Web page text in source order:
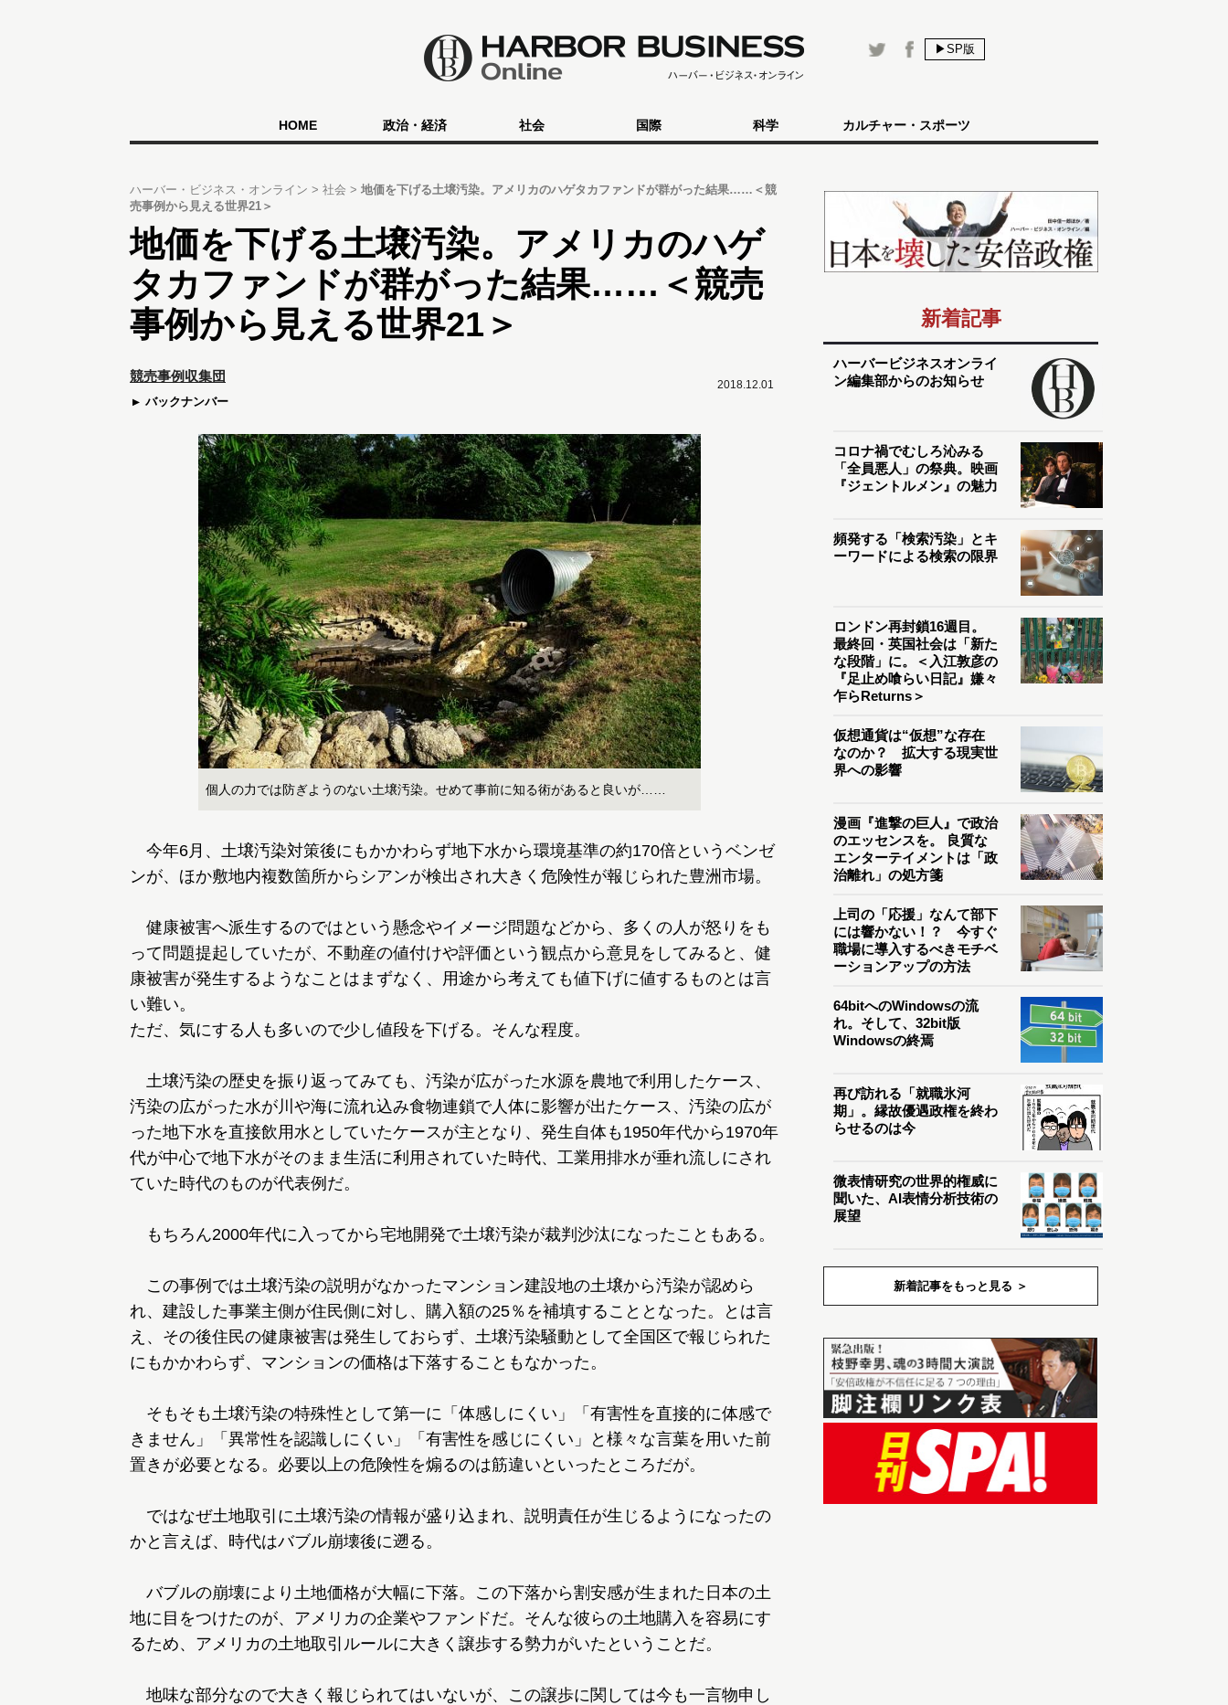
▶SP版
HOME 政治・経済 社会 国際 科学 カルチャー・スポーツ
ハーバー・ビジネス・オンライン 社会
地価を下げる土壌汚染。アメリカのハゲタカファンドが群がった結果……＜競
売事例から見える世界21＞
地価を下げる土壌汚染。アメリカのハゲ
タカファンドが群がった結果……＜競売
事例から見える世界21＞
2018.12.01
競売事例収集団
バックナンバー
個人の力では防ぎようのない土壌汚染。せめて事前に知る術があると良いが……
今年6月、土壌汚染対策後にもかかわらず地下水から環境基準の約170倍というベンゼ
ンが、ほか敷地内複数箇所からシアンが検出され大きく危険性が報じられた豊洲市場。
健康被害へ派生するのではという懸念やイメージ問題などから、多くの人が怒りをも
って問題提起していたが、不動産の値付けや評価という観点から意見をしてみると、健
康被害が発生するようなことはまずなく、用途から考えても値下げに値するものとは言
い難い。
ただ、気にする人も多いので少し値段を下げる。そんな程度。
土壌汚染の歴史を振り返ってみても、汚染が広がった水源を農地で利用したケース、
汚染の広がった水が川や海に流れ込み食物連鎖で人体に影響が出たケース、汚染の広が
った地下水を直接飲用水としていたケースが主となり、発生自体も1950年代から1970年
代が中心で地下水がそのまま生活に利用されていた時代、工業用排水が垂れ流しにされ
ていた時代のものが代表例だ。
もちろん2000年代に入ってから宅地開発で土壌汚染が裁判沙汰になったこともある。
この事例では土壌汚染の説明がなかったマンション建設地の土壌から汚染が認めら
れ、建設した事業主側が住民側に対し、購入額の25％を補填することとなった。とは言
え、その後住民の健康被害は発生しておらず、土壌汚染騒動として全国区で報じられた
にもかかわらず、マンションの価格は下落することもなかった。
そもそも土壌汚染の特殊性として第一に「体感しにくい」「有害性を直接的に体感で
きません」「異常性を認識しにくい」「有害性を感じにくい」と様々な言葉を用いた前
置きが必要となる。必要以上の危険性を煽るのは筋違いといったところだが。
ではなぜ土地取引に土壌汚染の情報が盛り込まれ、説明責任が生じるようになったの
かと言えば、時代はバブル崩壊後に遡る。
バブルの崩壊により土地価格が大幅に下落。この下落から割安感が生まれた日本の土
地に目をつけたのが、アメリカの企業やファンドだ。そんな彼らの土地購入を容易にす
るため、アメリカの土地取引ルールに大きく譲歩する勢力がいたということだ。
地味な部分なので大きく報じられてはいないが、この譲歩に関しては今も一言物申し
新着記事
ハーバービジネスオンライ
ン編集部からのお知らせ
コロナ禍でむしろ沁みる
「全員悪人」の祭典。映画
『ジェントルメン』の魅力
頻発する「検索汚染」とキ
ーワードによる検索の限界
ロンドン再封鎖16週目。
最終回・英国社会は「新た
な段階」に。＜入江敦彦の
『足止め喰らい日記』嫌々
乍らReturns＞
仮想通貨は“仮想”な存在
なのか？ 拡大する現実世
界への影響
漫画『進撃の巨人』で政治
のエッセンスを。 良質な
エンターテイメントは「政
治離れ」の処方箋
上司の「応援」なんて部下
には響かない！？ 今すぐ
職場に導入するべきモチベ
ーションアップの方法
64bitへのWindowsの流
れ。そして、32bit版
Windowsの終焉
再び訪れる「就職氷河
期」。縁故優遇政権を終わ
らせるのは今
微表情研究の世界的権威に
聞いた、AI表情分析技術の
展望
新着記事をもっと見る